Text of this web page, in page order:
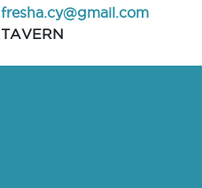
fresha.cy@gmail.com
TAVERN